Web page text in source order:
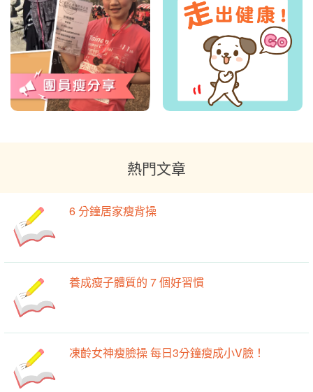
熱門文章
6 分鐘居家瘦背操
養成瘦子體質的 7 個好習慣
凍齡女神瘦臉操 每日3分鐘瘦成小V臉！